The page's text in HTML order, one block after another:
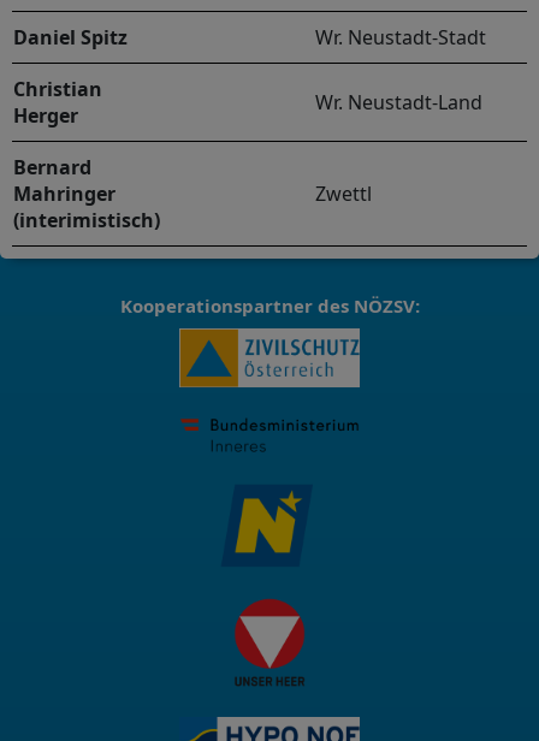
Daniel Spitz
Wr. Neustadt-Stadt
Christian
Herger
Wr. Neustadt-Land
Bernard
Mahringer
(interimistisch)
Zwettl
Kooperationspartner des NÖZSV: